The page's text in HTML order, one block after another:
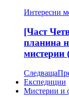
Интересни
[Част
планина
мистерии
Следваща
Експедиции
Мистерии и